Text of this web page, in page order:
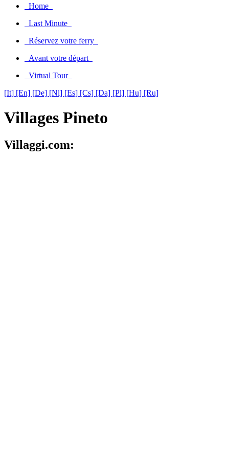
Home
Last Minute
Réservez votre ferry
Avant votre départ
Virtual Tour
[It] [En] [De] [Nl] [Es] [Cs] [Da] [Pl] [Hu] [Ru]
Villages Pineto
Villaggi.com: